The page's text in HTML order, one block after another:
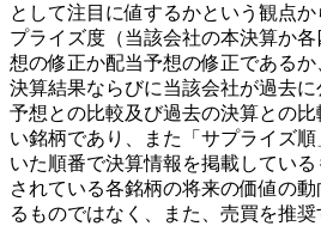
として注目に値するかという観点
プライズ度（当該会社の本決算か
想の修正か配当予想の修正である
決算結果ならびに当該会社が過去
予想との比較及び過去の決算との
い銘柄であり、また「サプライズ
いた順番で決算情報を掲載してい
されている各銘柄の将来の価値の
るものではなく、また、売買を推